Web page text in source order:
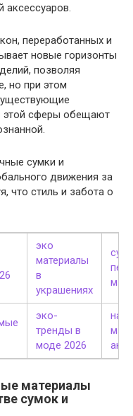
аксессуаров.
переработанных и
новые горизонты
позволяя
но при этом
этой сферы обещают
сумки и
движения за
что стиль и забота о
эко
материалы
в
украшениях
эко-
тренды в
моде 2026
материалы
сумок и